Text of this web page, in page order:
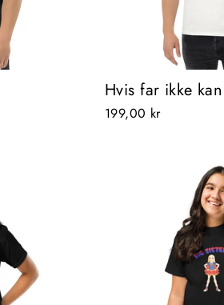
Hvis far ikke
199,00 kr